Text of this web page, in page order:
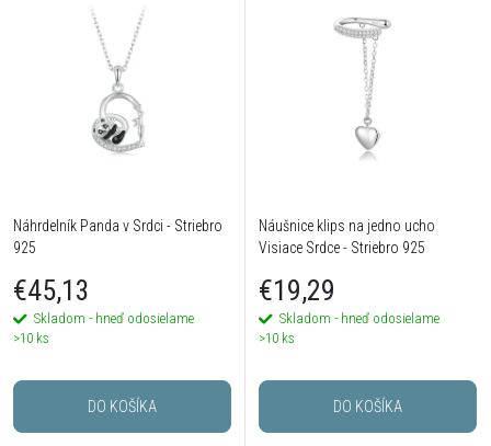
Náhrdelník Panda v Srdci - Striebro
925
€45,13
Skladom - hneď odosielame
>10 ks
DO KOŠÍKA
Náušnice klips na jedno ucho
Visiace Srdce - Striebro 925
€19,29
Skladom - hneď odosielame
>10 ks
DO KOŠÍKA